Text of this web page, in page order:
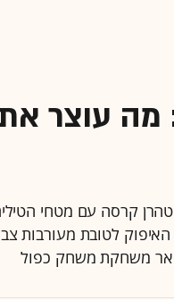
עוצר
קרסה עם מטחי
לטובת מעורבות
משחקת משחק כפול